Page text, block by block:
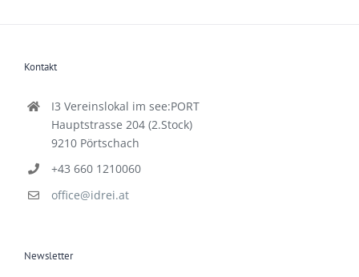
Kontakt
I3 Vereinslokal im see:PORT
Hauptstrasse 204 (2.Stock)
9210 Pörtschach
+43 660 1210060
office@idrei.at
Newsletter